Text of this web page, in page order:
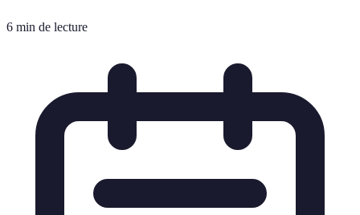
6 min de lecture